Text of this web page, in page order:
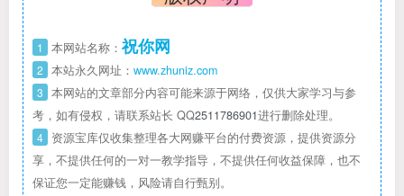
1 本网站名称： 祝你网
2 本站永久网址： www.zhuniz.com
3 本网站的文章部分内容可能来源于网络，仅供大家学习与参
考，如有侵权，请联系站长 QQ2511786901进行删除处理。
4 资源宝库仅收集整理各大网赚平台的付费资源，提供资源分
享，不提供任何的一对一教学指导，不提供任何收益保障，也不
保证您一定能赚钱，风险请自行甄别。